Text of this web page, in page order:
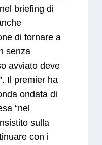
briefing di
di tornare a
senza
avviato deve
Il premier ha
ondata di
“nel
sulla
con i